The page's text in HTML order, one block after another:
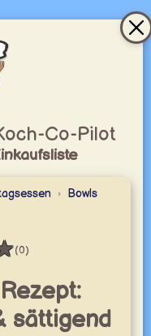
Co-Pilot
Bowls
0 / 5
(0)
sättigend